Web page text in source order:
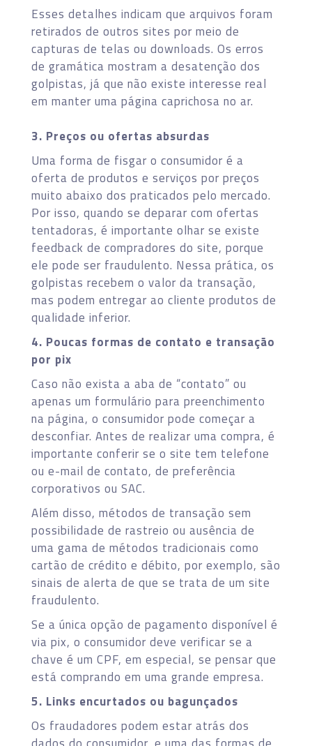
Esses detalhes indicam que arquivos foram
retirados de outros sites por meio de
capturas de telas ou downloads. Os erros
de gramática mostram a desatenção dos
golpistas, já que não existe interesse real
em manter uma página caprichosa no ar.
3. Preços ou ofertas absurdas
Uma forma de fisgar o consumidor é a
oferta de produtos e serviços por preços
muito abaixo dos praticados pelo mercado.
Por isso, quando se deparar com ofertas
tentadoras, é importante olhar se existe
feedback de compradores do site, porque
ele pode ser fraudulento. Nessa prática, os
golpistas recebem o valor da transação,
mas podem entregar ao cliente produtos de
qualidade inferior.
4. Poucas formas de contato e transação
por pix
Caso não exista a aba de “contato” ou
apenas um formulário para preenchimento
na página, o consumidor pode começar a
desconfiar. Antes de realizar uma compra, é
importante conferir se o site tem telefone
ou e-mail de contato, de preferência
corporativos ou SAC.
Além disso, métodos de transação sem
possibilidade de rastreio ou ausência de
uma gama de métodos tradicionais como
cartão de crédito e débito, por exemplo, são
sinais de alerta de que se trata de um site
fraudulento.
Se a única opção de pagamento disponível é
via pix, o consumidor deve verificar se a
chave é um CPF, em especial, se pensar que
está comprando em uma grande empresa.
5. Links encurtados ou bagunçados
Os fraudadores podem estar atrás dos